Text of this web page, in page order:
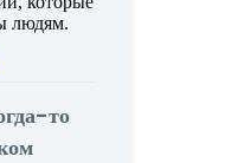
людям.
то